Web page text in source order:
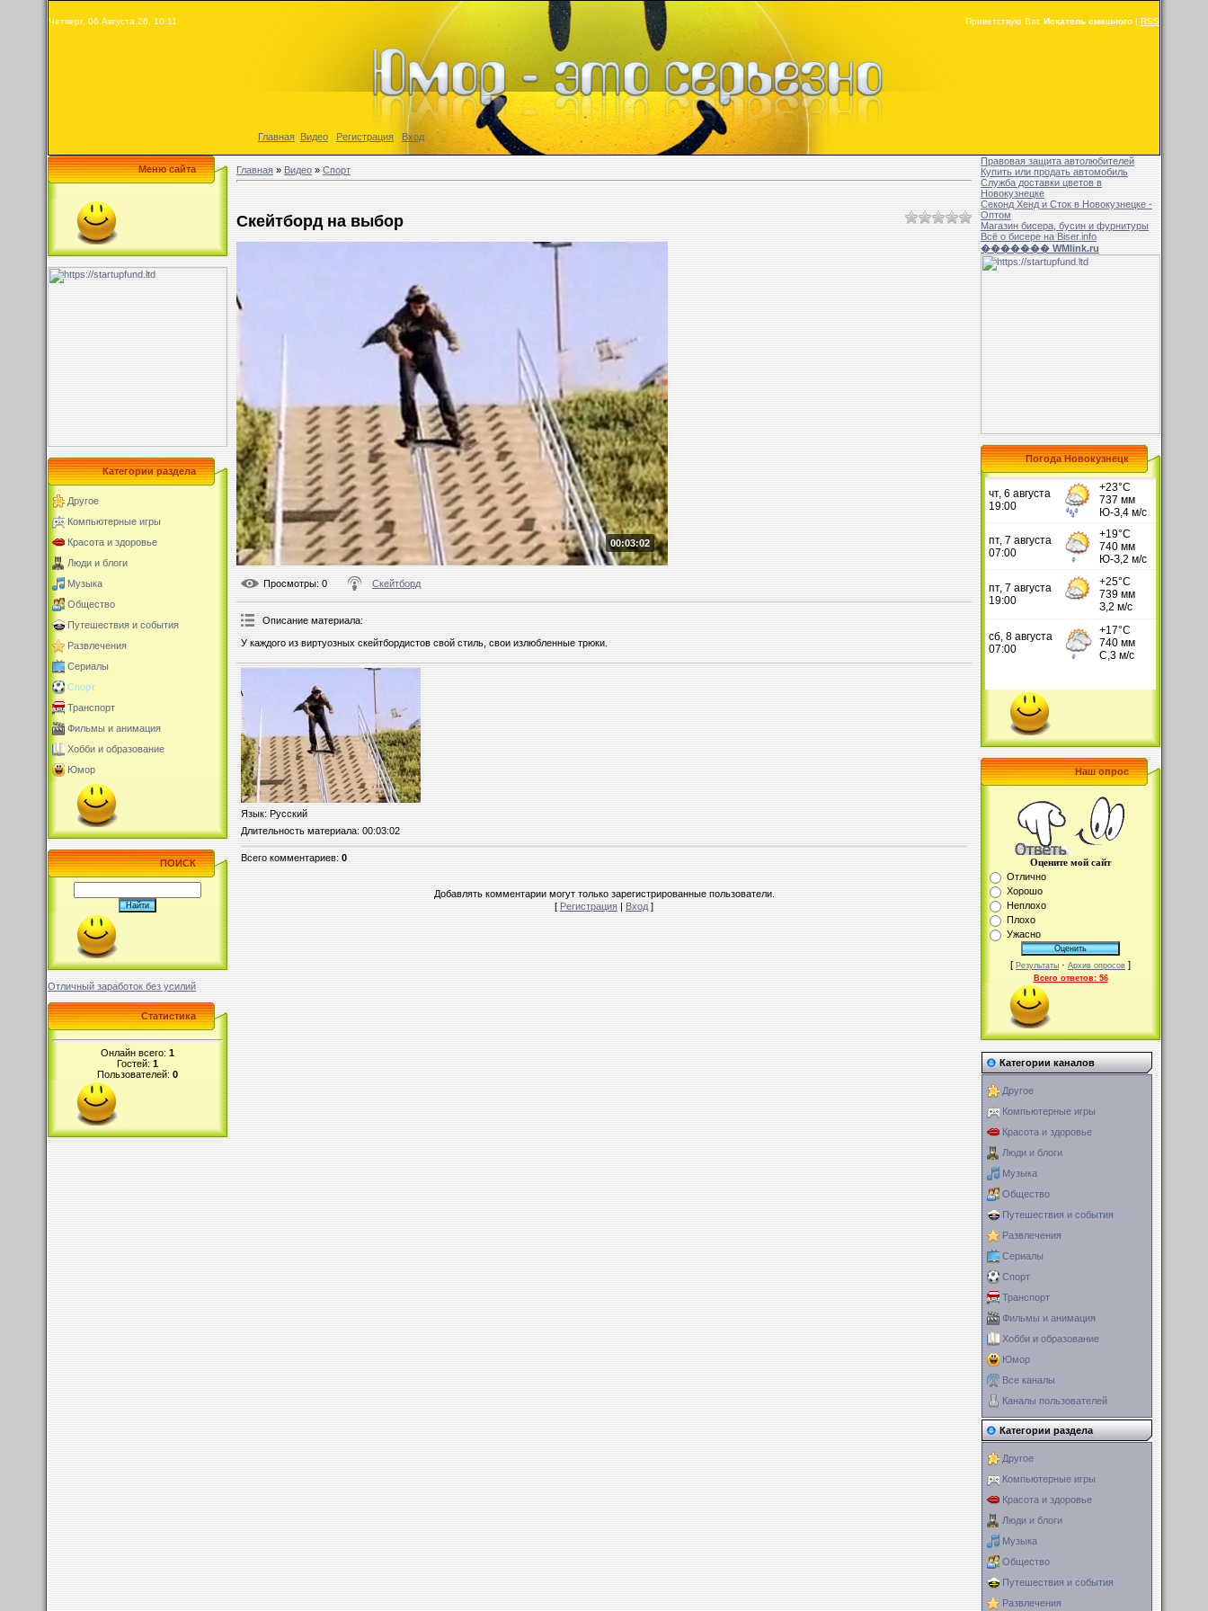
Четверг, 06.Августа.26, 10:11 Приветствую Вас Искатель смешного | RSS
Главная Видео Регистрация Вход
Меню сайта
Категории раздела
Другое
Компьютерные игры
Красота и здоровье
Люди и блоги
Музыка
Общество
Путешествия и события
Развлечения
Сериалы
Спорт
Транспорт
Фильмы и анимация
Хобби и образование
Юмор
ПОИСК
Отличный заработок без усилий
Статистика
Онлайн всего: 1
Гостей: 1
Пользователей: 0
Главная»Видео»Спорт
Скейтборд на выбор
00:03:02
Просмотры: 0 Скейтборд
Описание материала:
У каждого из виртуозных скейтбордистов свой стиль, свои излюбленные трюки.
Язык: Русский
Длительность материала: 00:03:02
Всего комментариев:0
Добавлять комментарии могут только зарегистрированные пользователи.
[Регистрация|Вход]
Правовая защита автолюбителей
Купить или продать автомобиль
Служба доставки цветов в
Новокузнецке
Секонд Хенд и Сток в Новокузнецке -
Оптом
Магазин бисера, бусин и фурнитуры
Всё о бисере на Biser.info
������� WMlink.ru
Погода Новокузнецк
Наш опрос
Оцените мой сайт
Отлично
Хорошо
Неплохо
Плохо
Ужасно
[ Результаты · Архив опросов ]
Всего ответов: 56
Категории каналов
Другое
Компьютерные игры
Красота и здоровье
Люди и блоги
Музыка
Общество
Путешествия и события
Развлечения
Сериалы
Спорт
Транспорт
Фильмы и анимация
Хобби и образование
Юмор
Все каналы
Каналы пользователей
Категории раздела
Другое
Компьютерные игры
Красота и здоровье
Люди и блоги
Музыка
Общество
Путешествия и события
Развлечения